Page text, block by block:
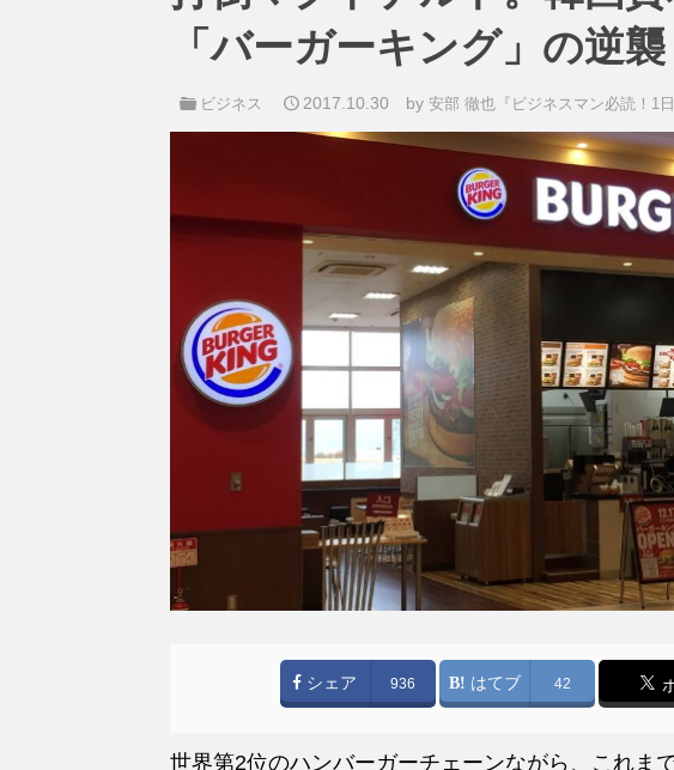
「バーガーキング」の逆襲
ビジネス 2017.10.30 by安部 徹也『ビジネスマン必読！1
シェア 936 はてブ 42
世界第2位のハンバーガーチェーンながら、これま